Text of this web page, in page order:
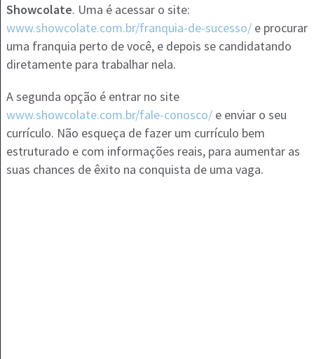
Showcolate. Uma é acessar o site:
www.showcolate.com.br/franquia-de-sucesso/e procurar
uma franquia perto de você, e depois se candidatando
diretamente para trabalhar nela.
A segunda opção é entrar no site
www.showcolate.com.br/fale-conosco/e enviar o seu
currículo. Não esqueça de fazer um currículo bem
estruturado e com informações reais, para aumentar as
suas chances de êxito na conquista de uma vaga.